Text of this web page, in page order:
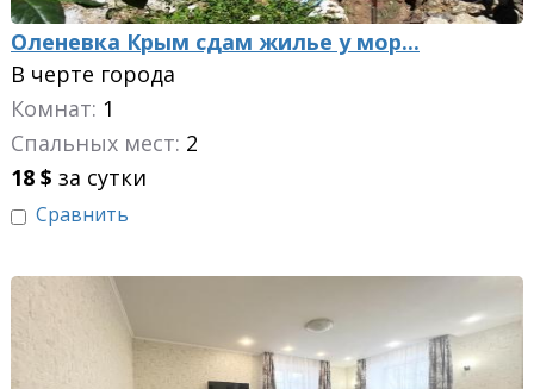
Оленевка Крым сдам жилье у мор...
В черте города
Комнат: 1
Спальных мест: 2
18 $ за сутки
Сравнить